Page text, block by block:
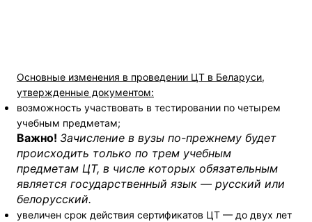
Основные изменения в проведении ЦТ в Беларуси,
утвержденные документом:
возможность участвовать в тестировании по четырем
учебным предметам;
Важно! Зачисление в вузы по-прежнему будет
происходить только по трем учебным
предметам ЦТ, в числе которых обязательным
является государственный язык — русский или
белорусский.
увеличен срок действия сертификатов ЦТ — до двух лет